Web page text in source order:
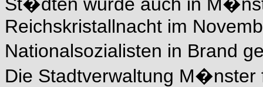
Reichskristallnacht im
Nationalsozialisten in Brand
Die Stadtverwaltung